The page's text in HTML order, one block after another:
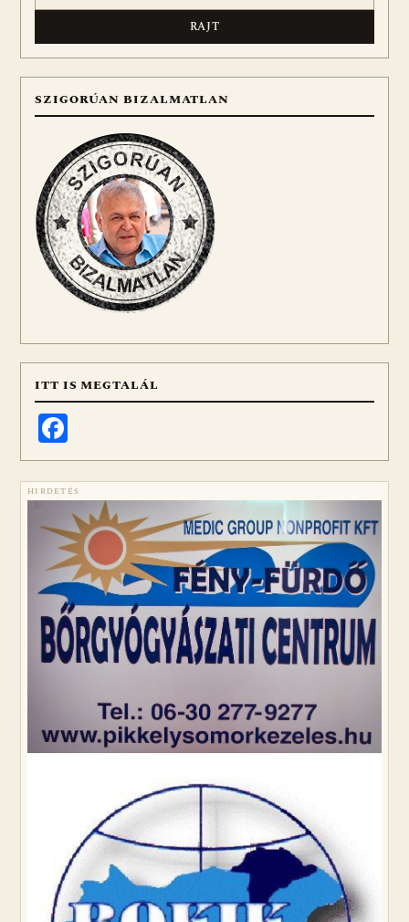
SZIGORÚAN BIZALMATLAN
ITT IS MEGTALÁL
HIRDETÉS